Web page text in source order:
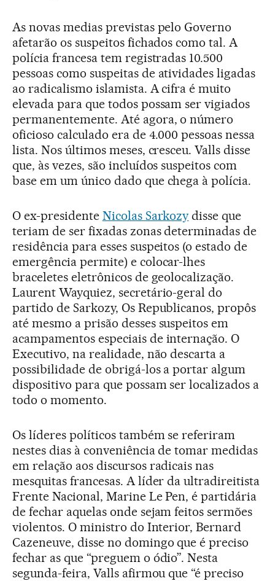
As novas medias previstas pelo Governo
afetarão os suspeitos fichados como tal. A
polícia francesa tem registradas 10.500
pessoas como suspeitas de atividades ligadas
ao radicalismo islamista. A cifra é muito
elevada para que todos possam ser vigiados
permanentemente. Até agora, o número
oficioso calculado era de 4.000 pessoas nessa
lista. Nos últimos meses, cresceu. Valls disse
que, às vezes, são incluídos suspeitos com
base em um único dado que chega à polícia.
O ex-presidente Nicolas Sarkozy disse que
teriam de ser fixadas zonas determinadas de
residência para esses suspeitos (o estado de
emergência permite) e colocar-lhes
braceletes eletrônicos de geolocalização.
Laurent Wayquiez, secretário-geral do
partido de Sarkozy, Os Republicanos, propôs
até mesmo a prisão desses suspeitos em
acampamentos especiais de internação. O
Executivo, na realidade, não descarta a
possibilidade de obrigá-los a portar algum
dispositivo para que possam ser localizados a
todo o momento.
Os líderes políticos também se referiram
nestes dias à conveniência de tomar medidas
em relação aos discursos radicais nas
mesquitas francesas. A líder da ultradireitista
Frente Nacional, Marine Le Pen, é partidária
de fechar aquelas onde sejam feitos sermões
violentos. O ministro do Interior, Bernard
Cazeneuve, disse no domingo que é preciso
fechar as que “preguem o ódio”. Nesta
segunda-feira, Valls afirmou que “é preciso